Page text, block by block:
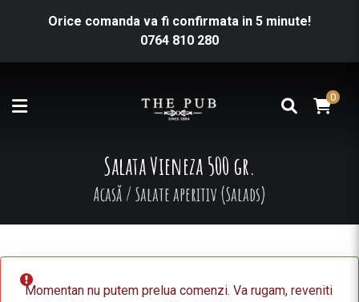
Orice comanda va fi confirmata in 5 minute!
0764 810 280
0
Salata Vieneza 500 gr.
Acasă / Salate aperitiv (Salads)
Momentan nu putem prelua comenzi. Va rugam, reveniti